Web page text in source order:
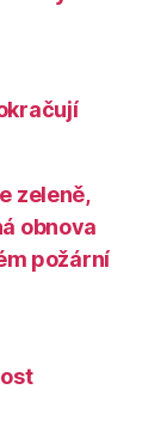
zeleně,
obnova
požární